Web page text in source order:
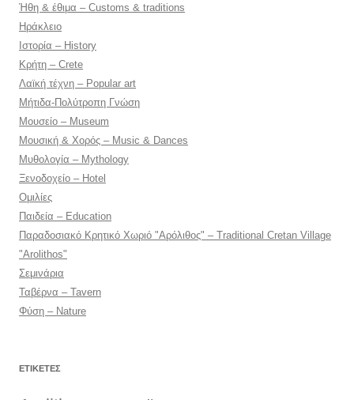
Ήθη & έθιμα – Customs & traditions
Ηράκλειο
Ιστορία – History
Κρήτη – Crete
Λαϊκή τέχνη – Popular art
Μήτιδα-Πολύτροπη Γνώση
Μουσείο – Museum
Μουσική & Χορός – Music & Dances
Μυθολογία – Mythology
Ξενοδοχείο – Hotel
Ομιλίες
Παιδεία – Education
Παραδοσιακό Κρητικό Χωριό "Αρόλιθος" – Traditional Cretan Village
"Arolithos"
Σεμινάρια
Ταβέρνα – Tavern
Φύση – Nature
ΕΤΙΚΈΤΕΣ